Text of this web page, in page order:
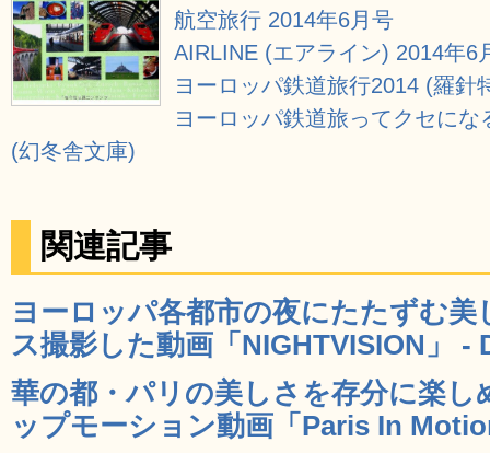
航空旅行 2014年6月号
AIRLINE (エアライン) 2014年6
ヨーロッパ鉄道旅行2014 (羅針
ヨーロッパ鉄道旅ってクセに
(幻冬舎文庫)
関連記事
ヨーロッパ各都市の夜にたたずむ
ス撮影した動画「NIGHTVISION」 -
華の都・パリの美しさを存分に楽
ップモーション動画「Paris In